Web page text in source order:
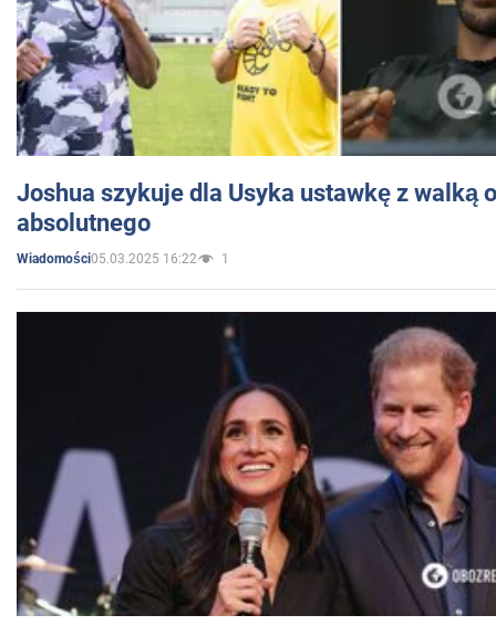
Joshua szykuje dla Usyka ustawkę z walką
absolutnego
Wiadomości05.03.2025 16:22 1